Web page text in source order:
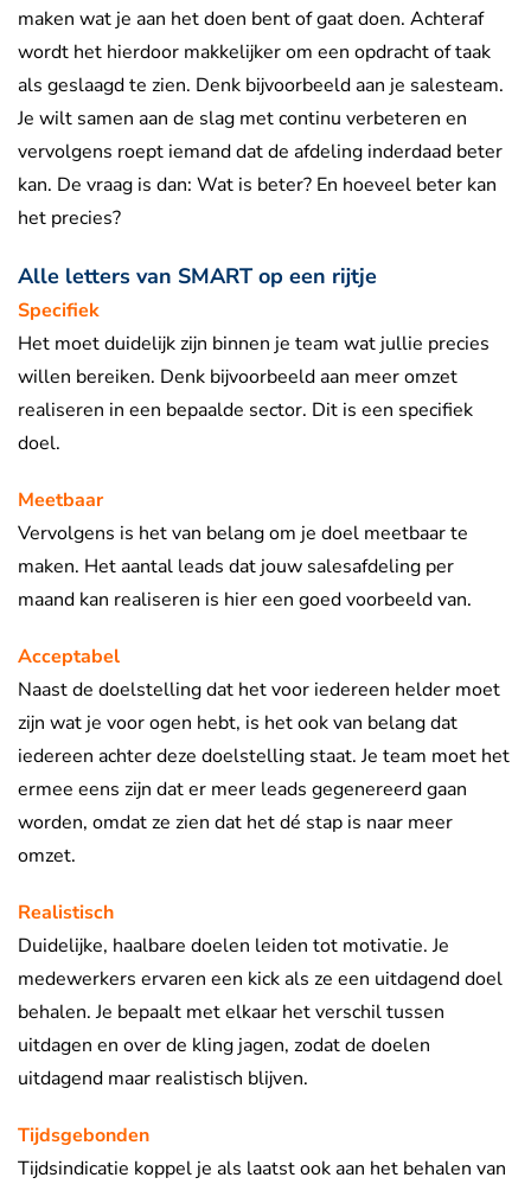
maken wat je aan het doen bent of gaat doen. Achteraf
wordt het hierdoor makkelijker om een opdracht of taak
als geslaagd te zien. Denk bijvoorbeeld aan je salesteam.
Je wilt samen aan de slag met continu verbeteren en
vervolgens roept iemand dat de afdeling inderdaad beter
kan. De vraag is dan: Wat is beter? En hoeveel beter kan
het precies?
Alle letters van SMART op een rijtje
Specifiek
Het moet duidelijk zijn binnen je team wat jullie precies
willen bereiken. Denk bijvoorbeeld aan meer omzet
realiseren in een bepaalde sector. Dit is een specifiek
doel.
Meetbaar
Vervolgens is het van belang om je doel meetbaar te
maken. Het aantal leads dat jouw salesafdeling per
maand kan realiseren is hier een goed voorbeeld van.
Acceptabel
Naast de doelstelling dat het voor iedereen helder moet
zijn wat je voor ogen hebt, is het ook van belang dat
iedereen achter deze doelstelling staat. Je team moet het
ermee eens zijn dat er meer leads gegenereerd gaan
worden, omdat ze zien dat het dé stap is naar meer
omzet.
Realistisch
Duidelijke, haalbare doelen leiden tot motivatie. Je
medewerkers ervaren een kick als ze een uitdagend doel
behalen. Je bepaalt met elkaar het verschil tussen
uitdagen en over de kling jagen, zodat de doelen
uitdagend maar realistisch blijven.
Tijdsgebonden
Tijdsindicatie koppel je als laatst ook aan het behalen van